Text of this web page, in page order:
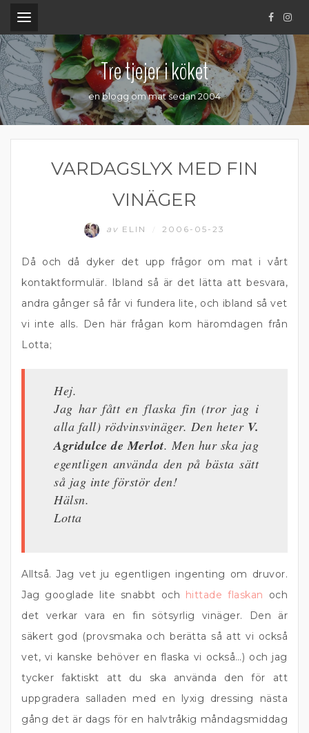
.
Tre tjejer i köket
en blogg om mat sedan 2004
VARDAGSLYX MED FIN
VINÄGER
av ELIN 2006-05-23
Då och då dyker det upp frågor om mat i vårt
kontaktformulär. Ibland så är det lätta att besvara,
andra gånger så får vi fundera lite, och ibland så vet
vi inte alls. Den här frågan kom häromdagen från
Lotta;
Hej.
Jag har fått en flaska fin (tror jag i
alla fall) rödvinsvinäger. Den heter V.
Agridulce de Merlot. Men hur ska jag
egentligen använda den på bästa sätt
så jag inte förstör den!
Hälsn.
Lotta
Alltså. Jag vet ju egentligen ingenting om druvor.
Jag googlade lite snabbt och hittade flaskan och
det verkar vara en fin sötsyrlig vinäger. Den är
säkert god (provsmaka och berätta så att vi också
vet, vi kanske behöver en flaska vi också…) och jag
tycker faktiskt att du ska använda den för att
uppgradera salladen med en lyxig dressing nästa
gång det är dags för en halvtråkig måndagsmiddag